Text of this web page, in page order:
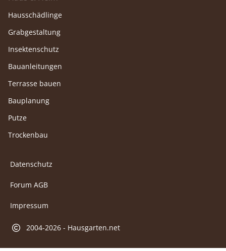
Hausschädlinge
Grabgestaltung
Insektenschutz
Bauanleitungen
Terrasse bauen
Bauplanung
Putze
Trockenbau
Datenschutz
Forum AGB
Impressum
2004-2026 - Hausgarten.net